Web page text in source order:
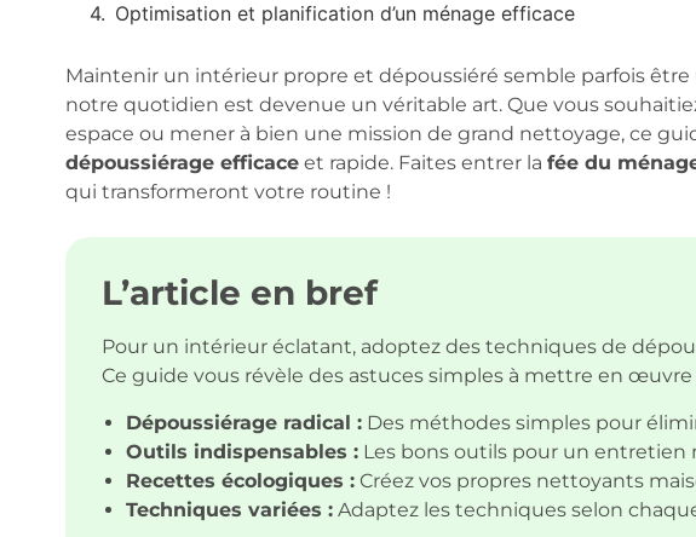
Optimisation et planification d’un ménage efficace
Maintenir un intérieur propre et dépoussiéré semble parfois être
notre quotidien est devenue un véritable art. Que vous
espace ou mener à bien une mission de grand nettoyage, ce
dépoussiérage efficaceet rapide. Faites entrer la fée du
qui transformeront votre routine !
L’article en bref
Pour un intérieur éclatant, adoptez des techniques de
Ce guide vous révèle des astuces simples à mettre en
Dépoussiérage radical :Des méthodes simples pour
Outils indispensables :Les bons outils pour un entretien
Recettes écologiques :Créez vos propres nettoyants
Techniques variées :Adaptez les techniques selon